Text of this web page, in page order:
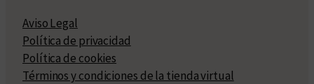
Aviso Legal
Política de privacidad
Política de cookies
Términos y condiciones de la tienda virtual